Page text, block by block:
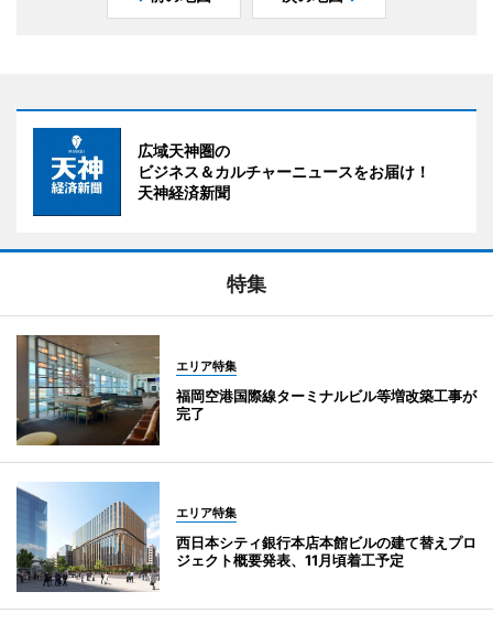
広域天神圏の
ビジネス＆カルチャーニュースをお届け！
天神経済新聞
特集
エリア特集
福岡空港国際線ターミナルビル等増改築工事が
完了
エリア特集
西日本シティ銀行本店本館ビルの建て替えプロ
ジェクト概要発表、11月頃着工予定